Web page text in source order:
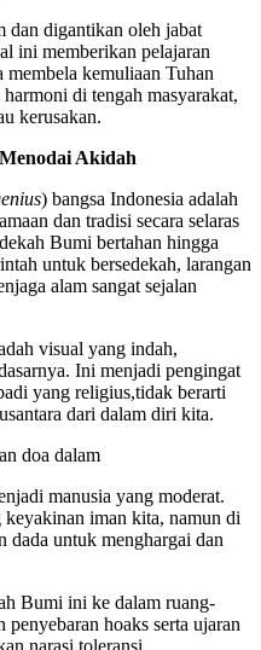
dan digantikan oleh jabat
ini memberikan pelajaran
membela kemuliaan Tuhan
di tengah masyarakat,
kerusakan.
Akidah
) bangsa Indonesia adalah
dan tradisi secara selaras
Bumi bertahan hingga
untuk bersedekah, larangan
alam sangat sejalan
visual yang indah,
Ini menjadi pengingat
yang religius,tidak berarti
dari dalam diri kita.
doa dalam
manusia yang moderat.
iman kita, namun di
dada untuk menghargai dan
Bumi ini ke dalam ruang-
hoaks serta ujaran
narasi toleransi.